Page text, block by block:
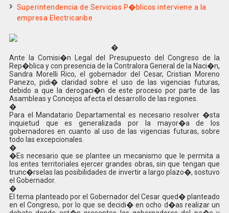
Superintendencia de Servicios P�blicos interviene a la
empresa Electricaribe
�
Ante la Comisi�n Legal del Presupuesto del Congreso de la
Rep�blica y con presencia de la Contralora General de la Naci�n,
Sandra Morelli Rico, el gobernador del Cesar, Cristian Moreno
Panezo, pidi� claridad sobre el uso de las vigencias futuras,
debido a que la derogaci�n de este proceso por parte de las
Asambleas y Concejos afecta el desarrollo de las regiones.
�
Para el Mandatario Departamental es necesario resolver �sta
inquietud que es generalizada por la mayor�a de los
gobernadores en cuanto al uso de las vigencias futuras, sobre
todo las excepcionales.
�
�Es necesario que se plantee un mecanismo que le permita a
los entes territoriales ejercer grandes obras, sin que tengan que
trunc�rselas las posibilidades de invertir a largo plazo�, sostuvo
el Gobernador.
�
El tema planteado por el Gobernador del Cesar qued� planteado
en el Congreso, por lo que se decidi� en ocho d�as realizar un